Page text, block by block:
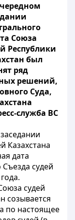
Союза
Республики
был
ряд
решений,
Суда,
служба ВС
Казахстана
дата
судей
судей
созывается
по настоящее